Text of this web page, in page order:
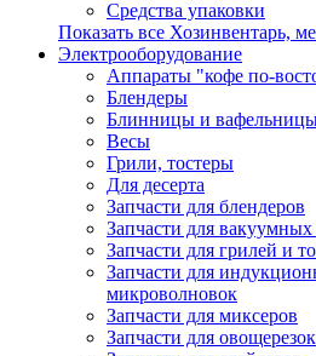
Средства упаковки
Показать все Хозинвентарь,
Электрооборудование
Аппараты "кофе по-
Блендеры
Блинницы и
Весы
Грили, тостеры
Для десерта
Запчасти для блендеров
Запчасти для
Запчасти для грилей и
Запчасти для
микроволновок
Запчасти для миксеров
Запчасти для овощерезок